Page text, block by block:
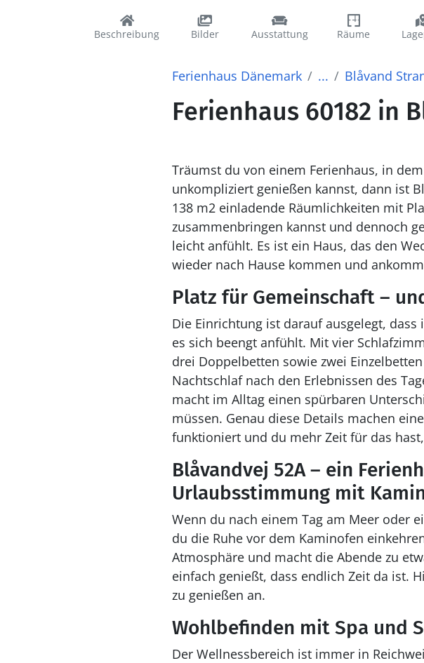
Beschreibung Bilder Ausstattung Räume
Ferienhaus Dänemark ... Blåvand
Ferienhaus 60182 in
Träumst du von einem Ferienhaus, in
unkompliziert genießen kannst, dann ist
138 m2 einladende Räumlichkeiten mit
zusammenbringen kannst und dennoch
leicht anfühlt. Es ist ein Haus, das den
wieder nach Hause kommen und
Platz für Gemeinschaft –
Die Einrichtung ist darauf ausgelegt,
es sich beengt anfühlt. Mit vier
drei Doppelbetten sowie zwei
Nachtschlaf nach den Erlebnissen des
macht im Alltag einen spürbaren
müssen. Genau diese Details machen
funktioniert und du mehr Zeit für das
Blåvandvej 52A – ein
Urlaubsstimmung mit
Wenn du nach einem Tag am Meer oder
du die Ruhe vor dem Kaminofen
Atmosphäre und macht die Abende zu
einfach genießt, dass endlich Zeit da ist.
zu genießen an.
Wohlbefinden mit Spa und
Der Wellnessbereich ist immer in